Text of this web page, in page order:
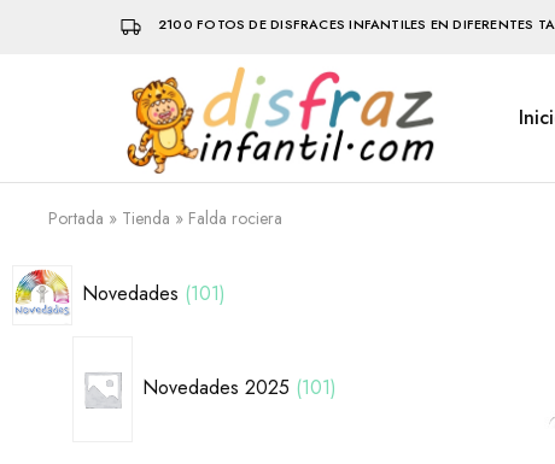
2100 FOTOS DE DISFRACES INFANTILES EN DIFERENTES
Disfraz
Infantil
Disfraces
infantiles
que
hacen
la
Portada » Tienda » Falda rociera
Novedades 101
Novedades 2025 101